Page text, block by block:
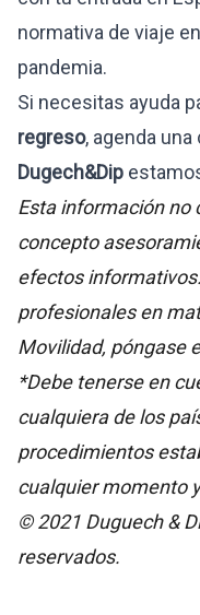
normativa de viaje
pandemia.
Si necesitas ayuda
regreso, agenda
Dugech&Dip
Esta información no
concepto
efectos
profesionales en
Movilidad, póngase
*Debe tenerse en
cualquiera de los
procedimientos
cualquier momento
© 2021 Duguech &
reservados.